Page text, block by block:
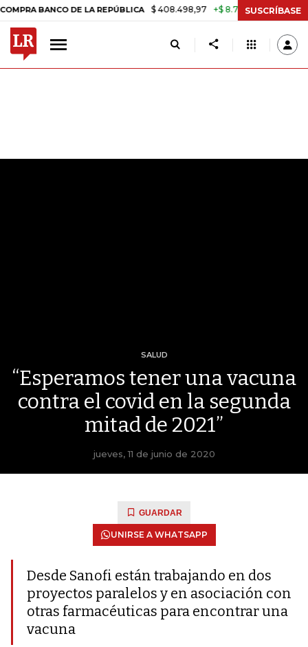
DE LA REPÚBLICA $ 408.498,97 +$ 8.753,81 +2,19% TASA
SUSCRÍBASE
SALUD
“Esperamos tener una vacuna
contra el covid en la segunda
mitad de 2021”
jueves, 11 de junio de 2020
GUARDAR
UNIRSE A WHATSAPP
Desde Sanofi están trabajando en dos
proyectos paralelos y en asociación con
otras farmacéuticas para encontrar una
vacuna